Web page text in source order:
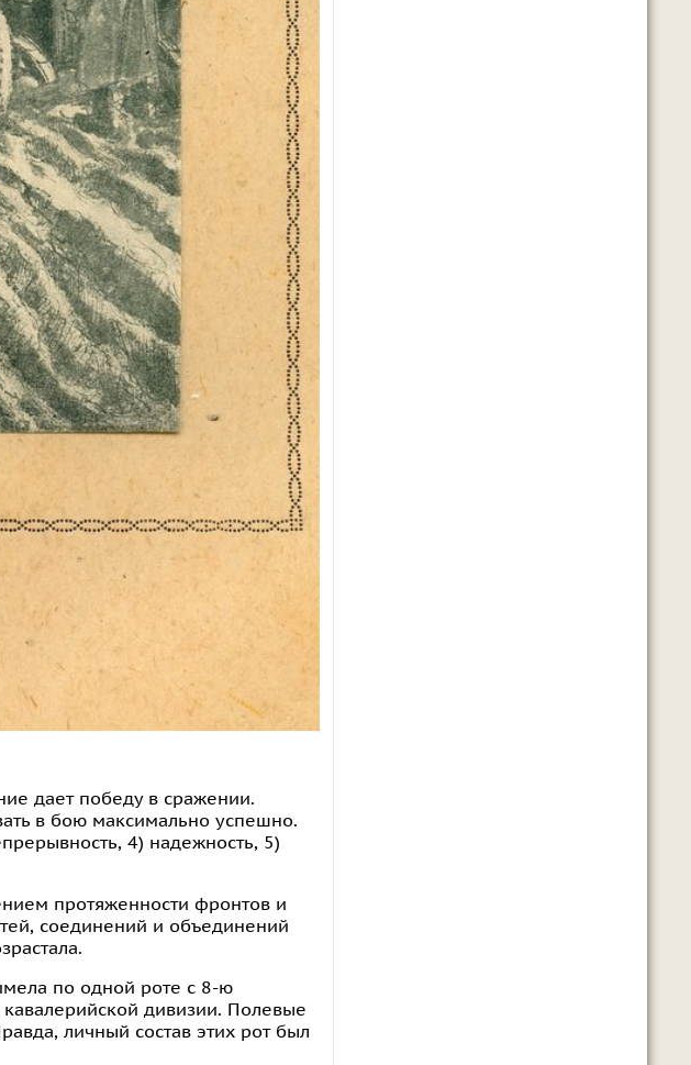
дает победу в сражении.
в бою максимально успешно.
4) надежность, 5)
протяженности фронтов и
соединений и объединений
по одной роте с 8-ю
дивизии. Полевые
личный состав этих рот был